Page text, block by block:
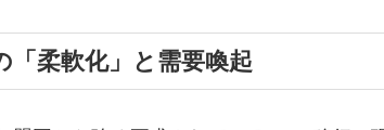
「柔軟化」と需要喚起